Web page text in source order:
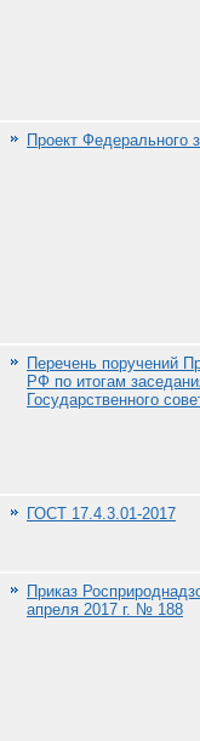
Проект Федерального
Перечень поручений
РФ по итогам
Государственного
ГОСТ 17.4.3.01-2017
Приказ
апреля 2017 г. № 188